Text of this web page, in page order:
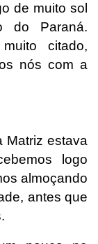
de muito sol
do Paraná.
citado,
nós com a
Matriz estava
logo
almoçando
antes que